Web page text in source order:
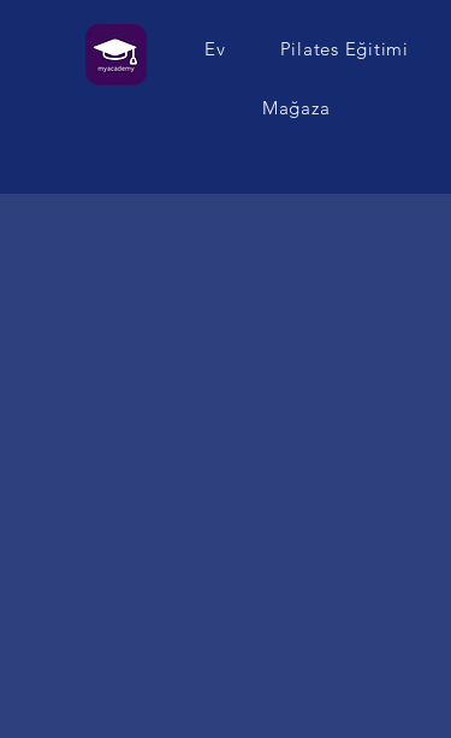
Ev Pilates Eğitimi
Mağaza